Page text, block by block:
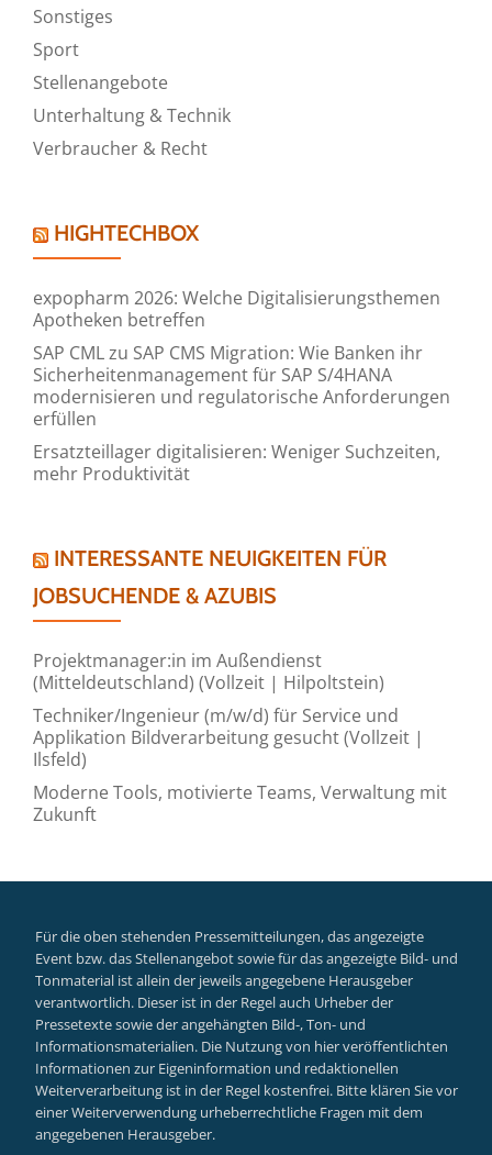
Sonstiges
Sport
Stellenangebote
Unterhaltung & Technik
Verbraucher & Recht
HIGHTECHBOX
expopharm 2026: Welche Digitalisierungsthemen
Apotheken betreffen
SAP CML zu SAP CMS Migration: Wie Banken ihr
Sicherheitenmanagement für SAP S/4HANA
modernisieren und regulatorische Anforderungen
erfüllen
Ersatzteillager digitalisieren: Weniger Suchzeiten,
mehr Produktivität
INTERESSANTE NEUIGKEITEN FÜR
JOBSUCHENDE & AZUBIS
Projektmanager:in im Außendienst
(Mitteldeutschland) (Vollzeit | Hilpoltstein)
Techniker/Ingenieur (m/w/d) für Service und
Applikation Bildverarbeitung gesucht (Vollzeit |
Ilsfeld)
Moderne Tools, motivierte Teams, Verwaltung mit
Zukunft
Für die oben stehenden Pressemitteilungen, das angezeigte
Event bzw. das Stellenangebot sowie für das angezeigte Bild- und
Tonmaterial ist allein der jeweils angegebene Herausgeber
verantwortlich. Dieser ist in der Regel auch Urheber der
Pressetexte sowie der angehängten Bild-, Ton- und
Informationsmaterialien. Die Nutzung von hier veröffentlichten
Informationen zur Eigeninformation und redaktionellen
Weiterverarbeitung ist in der Regel kostenfrei. Bitte klären Sie vor
einer Weiterverwendung urheberrechtliche Fragen mit dem
angegebenen Herausgeber.